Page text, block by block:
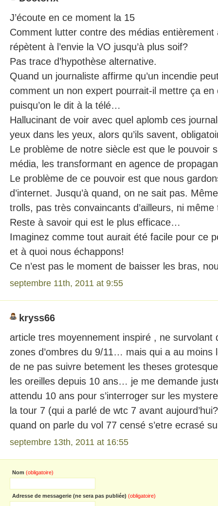
J’écoute en ce moment la 15
Comment lutter contre des médias entièrement
répètent à l’envie la VO jusqu’à plus soif?
Pas trace d’hypothèse alternative.
Quand un journaliste affirme qu’un incendie
comment un non expert pourrait-il mettre ça en
puisqu’on le dit à la télé…
Hallucinant de voir avec quel aplomb ces
yeux dans les yeux, alors qu’ils savent,
Le problème de notre siècle est que le pouvoir
média, les transformant en agence de
Le problème de ce pouvoir est que nous
d’internet. Jusqu’à quand, on ne sait pas.
trolls, pas très convaincants d’ailleurs, ni
Reste à savoir qui est le plus efficace…
Imaginez comme tout aurait été facile pour ce
et à quoi nous échappons!
Ce n’est pas le moment de baisser les bras,
septembre 11th, 2011 at 9:55
kryss66
article tres moyennement inspiré , ne survolant
zones d’ombres du 9/11… mais qui a au moins
de ne pas suivre betement les theses
les oreilles depuis 10 ans… je me demande
attendu 10 ans pour s’interroger sur les
la tour 7 (qui a parlé de wtc 7 avant
quand on parle du vol 77 censé s’etre ecrasé
septembre 13th, 2011 at 16:55
Nom (obligatoire)
Adresse de messagerie (ne sera pas publiée) (obligatoire)